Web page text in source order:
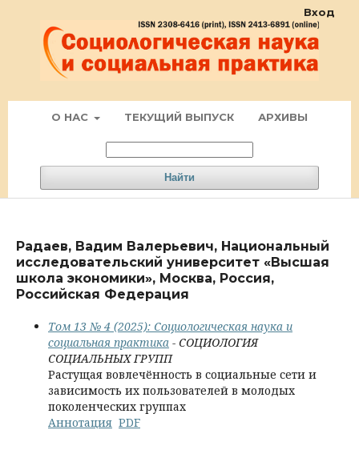
О НАС ТЕКУЩИЙ ВЫПУСК АРХИВЫ
Найти
Вход
Радаев, Вадим Валерьевич, Национальный
исследовательский университет «Высшая
школа экономики», Москва, Россия,
Российская Федерация
Том 13 № 4 (2025): Социологическая наука и
социальная практика - СОЦИОЛОГИЯ
СОЦИАЛЬНЫХ ГРУПП
Растущая вовлечённость в социальные сети и
зависимость их пользователей в молодых
поколенческих группах
Аннотация PDF